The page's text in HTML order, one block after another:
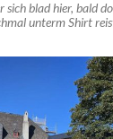
sich blad hier, bald
unterm Shirt